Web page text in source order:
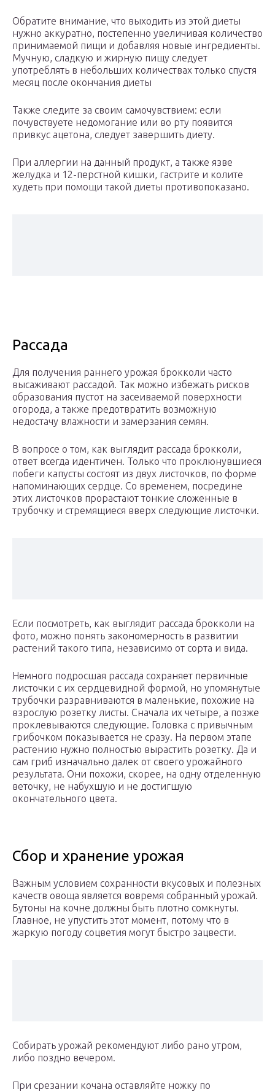
Обратите внимание, что выходить из этой диеты
нужно аккуратно, постепенно увеличивая количество
принимаемой пищи и добавляя новые ингредиенты.
Мучную, сладкую и жирную пищу следует
употреблять в небольших количествах только спустя
месяц после окончания диеты
Также следите за своим самочувствием: если
почувствуете недомогание или во рту появится
привкус ацетона, следует завершить диету.
При аллергии на данный продукт, а также язве
желудка и 12-перстной кишки, гастрите и колите
худеть при помощи такой диеты противопоказано.
Рассада
Для получения раннего урожая брокколи часто
высаживают рассадой. Так можно избежать рисков
образования пустот на засеиваемой поверхности
огорода, а также предотвратить возможную
недостачу влажности и замерзания семян.
В вопросе о том, как выглядит рассада брокколи,
ответ всегда идентичен. Только что проклюнувшиеся
побеги капусты состоят из двух листочков, по форме
напоминающих сердце. Со временем, посредине
этих листочков прорастают тонкие сложенные в
трубочку и стремящиеся вверх следующие листочки.
Если посмотреть, как выглядит рассада брокколи на
фото, можно понять закономерность в развитии
растений такого типа, независимо от сорта и вида.
Немного подросшая рассада сохраняет первичные
листочки с их сердцевидной формой, но упомянутые
трубочки разравниваются в маленькие, похожие на
взрослую розетку листы. Сначала их четыре, а позже
проклевываются следующие. Головка с привычным
грибочком показывается не сразу. На первом этапе
растению нужно полностью вырастить розетку. Да и
сам гриб изначально далек от своего урожайного
результата. Они похожи, скорее, на одну отделенную
веточку, не набухшую и не достигшую
окончательного цвета.
Сбор и хранение урожая
Важным условием сохранности вкусовых и полезных
качеств овоща является вовремя собранный урожай.
Бутоны на кочне должны быть плотно сомкнуты.
Главное, не упустить этот момент, потому что в
жаркую погоду соцветия могут быстро зацвести.
Собирать урожай рекомендуют либо рано утром,
либо поздно вечером.
При срезании кочана оставляйте ножку по